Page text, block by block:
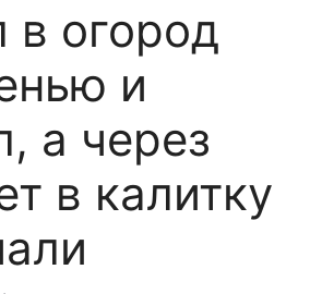
огород
и
а через
в калитку